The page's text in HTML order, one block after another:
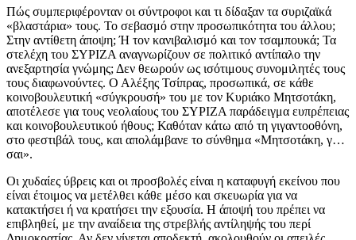
Πώς συμπεριφέρονταν οι σύντροφοι και τι δίδαξαν τα συριζαϊκά
«βλαστάρια» τους. Το σεβασμό στην προσωπικότητα του άλλου;
Στην αντίθετη άποψη; Ή τον κανιβαλισμό και τον τσαμπουκά; Τα
στελέχη του ΣΥΡΙΖΑ αναγνωρίζουν σε πολιτικό αντίπαλο την
ανεξαρτησία γνώμης; Δεν θεωρούν ως ισότιμους συνομιλητές τους
τους διαφωνούντες. Ο Αλέξης Τσίπρας, προσωπικά, σε κάθε
κοινοβουλευτική «σύγκρουσή» του με τον Κυριάκο Μητσοτάκη,
αποτέλεσε για τους νεολαίους του ΣΥΡΙΖΑ παράδειγμα ευπρέπειας
και κοινοβουλευτικού ήθους; Καθόταν κάτω από τη γιγαντοοθόνη,
στο φεστιβάλ τους, και απολάμβανε το σύνθημα «Μητσοτάκη, γ…
σαι».
Οι χυδαίες ύβρεις και οι προσβολές είναι η καταφυγή εκείνου που
είναι έτοιμος να μετέλθει κάθε μέσο και σκευωρία για να
κατακτήσει ή να κρατήσει την εξουσία. Η άποψή του πρέπει να
επιβληθεί, με την αναίδεια της στρεβλής αντίληψής του περί